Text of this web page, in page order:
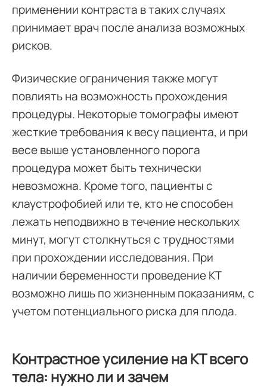
применении контраста в таких случаях
принимает врач после анализа возможных
рисков.
Физические ограничения также могут
повлиять на возможность прохождения
процедуры. Некоторые томографы имеют
жесткие требования к весу пациента, и при
весе выше установленного порога
процедура может быть технически
невозможна. Кроме того, пациенты с
клаустрофобией или те, кто не способен
лежать неподвижно в течение нескольких
минут, могут столкнуться с трудностями
при прохождении исследования. При
наличии беременности проведение КТ
возможно лишь по жизненным показаниям, с
учетом потенциального риска для плода.
Контрастное усиление на КТ всего
тела: нужно ли и зачем